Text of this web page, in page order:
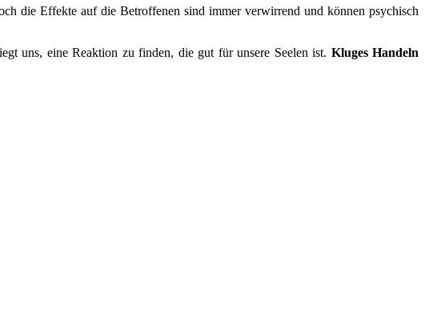
die Effekte auf die Betroffenen sind immer verwirrend und können psychisch
uns, eine Reaktion zu finden, die gut für unsere Seelen ist. Kluges Handeln